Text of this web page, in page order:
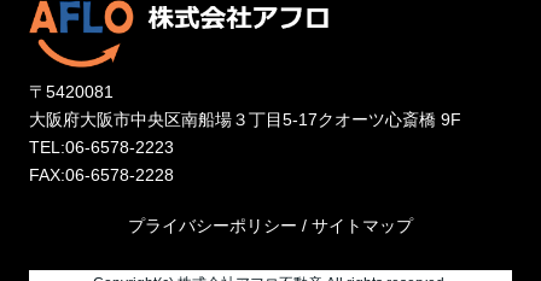
〒5420081
大阪府大阪市中央区南船場３丁目5-17クオーツ心斎橋 9F
TEL:06-6578-2223
FAX:06-6578-2228
プライバシーポリシー / サイトマップ